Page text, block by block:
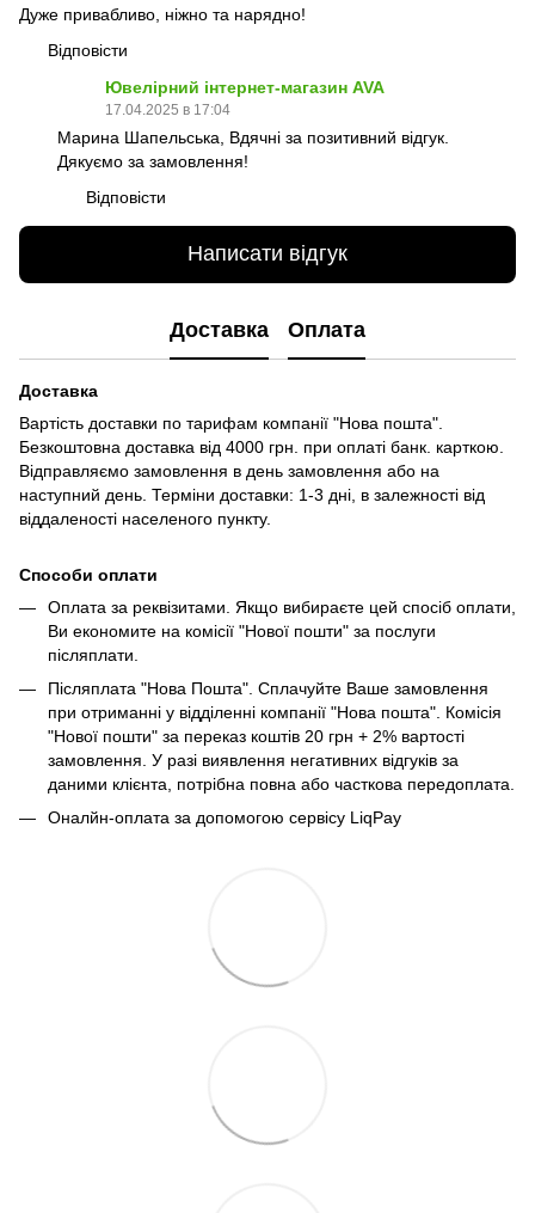
Дуже привабливо, ніжно та нарядно!
Відповісти
Ювелірний інтернет-магазин AVA
17.04.2025 в 17:04
Марина Шапельська, Вдячні за позитивний відгук.
Дякуємо за замовлення!
Відповісти
Написати відгук
Доставка Оплата
Доставка
Вартість доставки по тарифам компанії "Нова пошта".
Безкоштовна доставка від 4000 грн. при оплаті банк. карткою.
Відправляємо замовлення в день замовлення або на
наступний день. Терміни доставки: 1-3 дні, в залежності від
віддаленості населеного пункту.
Способи оплати
Оплата за реквізитами. Якщо вибираєте цей спосіб оплати,
Ви економите на комісії "Нової пошти" за послуги
післяплати.
Післяплата "Нова Пошта". Сплачуйте Ваше замовлення
при отриманні у відділенні компанії "Нова пошта". Комісія
"Нової пошти" за переказ коштів 20 грн + 2% вартості
замовлення. У разі виявлення негативних відгуків за
даними клієнта, потрібна повна або часткова передоплата.
Оналйн-оплата за допомогою сервісу LiqPay